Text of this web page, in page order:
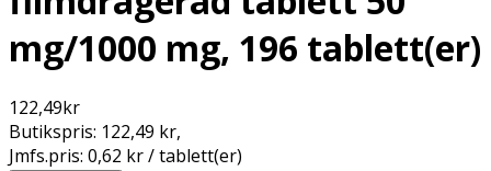
mg/1000 mg, 196 tablett(er)
122,49kr
Butikspris: 122,49 kr,
Jmfs.pris: 0,62 kr / tablett(er)